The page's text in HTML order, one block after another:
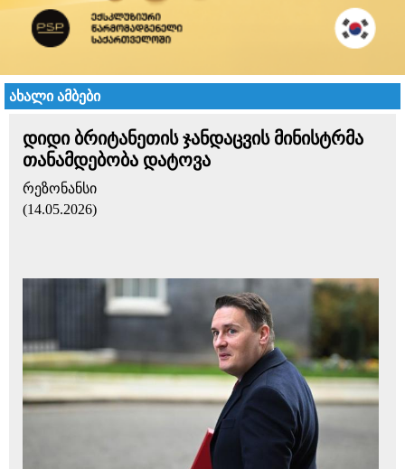
ახალი ამბები
დიდი ბრიტანეთის ჯანდაცვის მინისტრმა
თანამდებობა დატოვა
რეზონანსი
(14.05.2026)